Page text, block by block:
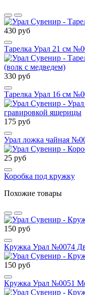
430 руб
Тарелка Урал 21 см
330 руб
Тарелка Урал 16 см
175 руб
Урал ложка чайная
25 руб
Коробка под кружку
Похожие товары
150 руб
Кружка Урал №0074
150 руб
Кружка Урал №0051